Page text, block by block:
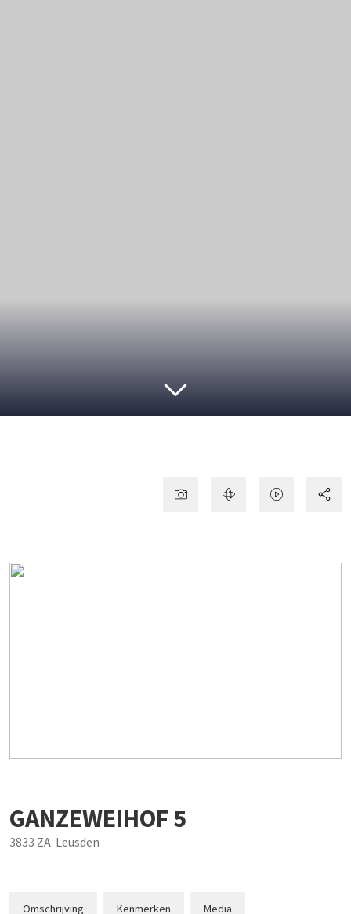
GANZEWEIHOF 5
3833 ZA Leusden
Omschrijving Kenmerken Media